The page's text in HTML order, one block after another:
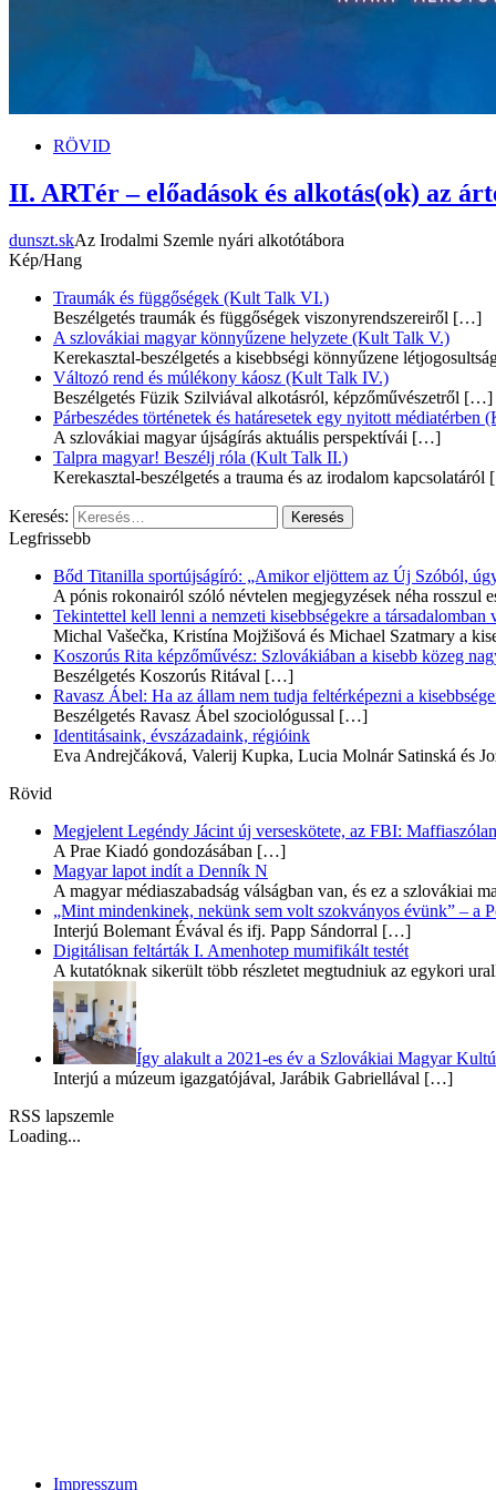
RÖVID
II. ARTér – előadások és alkotás(ok) az
dunszt.skAz Irodalmi Szemle nyári alkotótábora
Kép/Hang
Traumák és függőségek (Kult Talk VI.)
Beszélgetés traumák és függőségek viszonyrendszereiről […]
A szlovákiai magyar könnyűzene helyzete (Kult Talk V.)
Kerekasztal-beszélgetés a kisebbségi könnyűzene
Változó rend és múlékony káosz (Kult Talk IV.)
Beszélgetés Füzik Szilviával alkotásról, képzőművészetről […]
Párbeszédes történetek és határesetek egy nyitott médiatérben
A szlovákiai magyar újságírás aktuális perspektívái […]
Talpra magyar! Beszélj róla (Kult Talk II.)
Kerekasztal-beszélgetés a trauma és az irodalom kapcsolatáról
Keresés:
Legfrissebb
Bőd Titanilla sportújságíró: „Amikor eljöttem az Új Szóból,
A pónis rokonairól szóló névtelen megjegyzések néha rosszul
Tekintettel kell lenni a nemzeti kisebbségekre a társadalomban
Michal Vašečka, Kristína Mojžišová és Michael Szatmary a
Koszorús Rita képzőművész: Szlovákiában a kisebb közeg
Beszélgetés Koszorús Ritával […]
Ravasz Ábel: Ha az állam nem tudja feltérképezni a
Beszélgetés Ravasz Ábel szociológussal […]
Identitásaink, évszázadaink, régióink
Eva Andrejčáková, Valerij Kupka, Lucia Molnár Satinská és
Rövid
Megjelent Legéndy Jácint új verseskötete, az FBI:
A Prae Kiadó gondozásában […]
Magyar lapot indít a Denník N
A magyar médiaszabadság válságban van, és ez a szlovákiai
„Mint mindenkinek, nekünk sem volt szokványos évünk” – a
Interjú Bolemant Évával és ifj. Papp Sándorral […]
Digitálisan feltárták I. Amenhotep mumifikált testét
A kutatóknak sikerült több részletet megtudniuk az egykori
Így alakult a 2021-es év a Szlovákiai Magyar
Interjú a múzeum igazgatójával, Jarábik Gabriellával […]
RSS lapszemle
Loading...
Impresszum